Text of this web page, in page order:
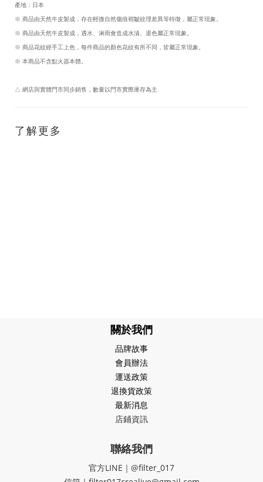
產地：日本
※ 商品由天然牛皮製成，存在輕微自然傷痕褶皺紋理差異等特徵，屬正常現象。
※ 商品由天然牛皮製成，遇水、淋雨會造成水漬、退色屬正常現象。
※ 商品花紋經手工上色，每件商品的顏色花紋有所不同，皆屬正常現象。
※ 本商品不含點火器本體。
△ 網店與實體門市同步銷售，數量以門市實際庫存為主
了解更多
關於我們
品牌故事
會員辦法
運送政策
退換貨政策
最新消息
店鋪資訊
聯絡我們
官方LINE｜@filter_017